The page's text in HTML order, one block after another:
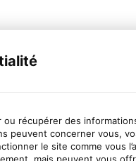
récupérer des
peuvent concerner vous,
le site comme vous